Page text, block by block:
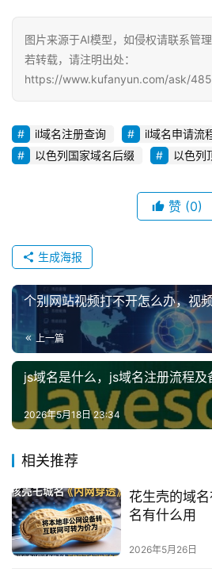
图片来源于AI模型，如侵权请联系管
若转载，请注明出处：
https://www.kufanyun.com/ask/
il域名注册查询
il域名申请流
以色列国家域名后缀
以色列
赞 (0)
生成海报
个别网站视频打不开怎么办，视
上一篇
js域名是什么，js域名注册流程及
2026年5月18日 23:34
相关推荐
花生壳的域
名有什么用
2026年5月26日